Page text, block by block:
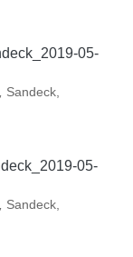
Sandeck,
Sandeck,